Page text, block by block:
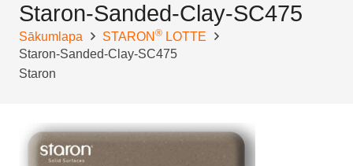
Staron-Sanded-Clay-SC475
Sākumlapa STARON® LOTTE
Staron-Sanded-Clay-SC475
Staron